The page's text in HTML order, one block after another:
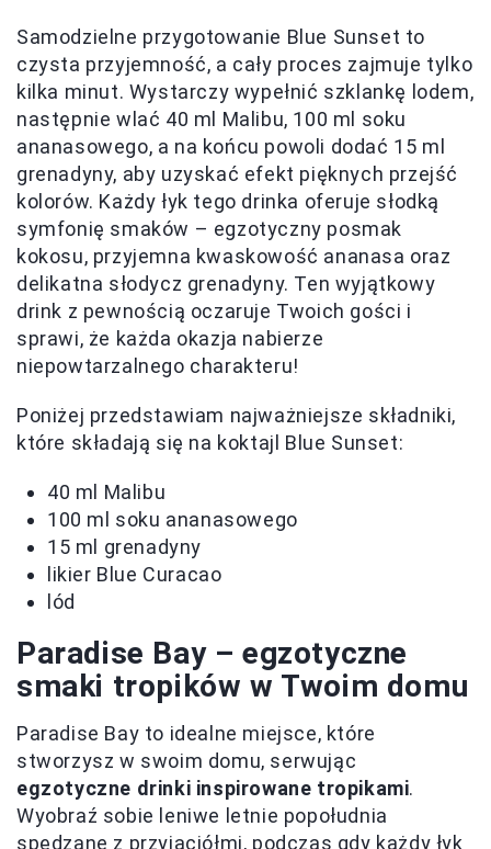
Samodzielne przygotowanie Blue Sunset to
czysta przyjemność, a cały proces zajmuje tylko
kilka minut. Wystarczy wypełnić szklankę lodem,
następnie wlać 40 ml Malibu, 100 ml soku
ananasowego, a na końcu powoli dodać 15 ml
grenadyny, aby uzyskać efekt pięknych przejść
kolorów. Każdy łyk tego drinka oferuje słodką
symfonię smaków – egzotyczny posmak
kokosu, przyjemna kwaskowość ananasa oraz
delikatna słodycz grenadyny. Ten wyjątkowy
drink z pewnością oczaruje Twoich gości i
sprawi, że każda okazja nabierze
niepowtarzalnego charakteru!
Poniżej przedstawiam najważniejsze składniki,
które składają się na koktajl Blue Sunset:
40 ml Malibu
100 ml soku ananasowego
15 ml grenadyny
likier Blue Curacao
lód
Paradise Bay – egzotyczne
smaki tropików w Twoim domu
Paradise Bay to idealne miejsce, które
stworzysz w swoim domu, serwując
egzotyczne drinki inspirowane tropikami.
Wyobraź sobie leniwe letnie popołudnia
spędzane z przyjaciółmi, podczas gdy każdy łyk